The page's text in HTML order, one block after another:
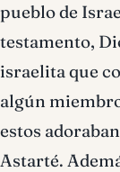
pueblo de
testamento,
israelita que
algún
estos
Astarté.